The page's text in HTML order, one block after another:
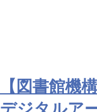
【図書館機